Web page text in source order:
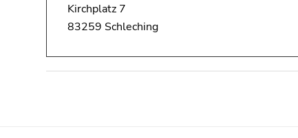
Kirchplatz 7
83259 Schleching